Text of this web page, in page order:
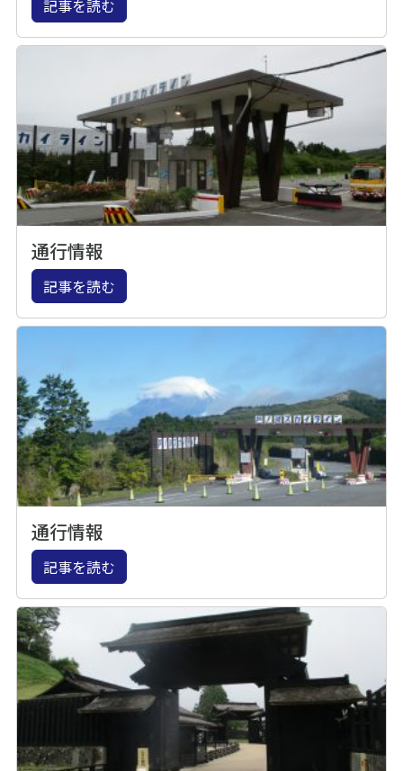
記事を読む
通行情報
記事を読む
通行情報
記事を読む